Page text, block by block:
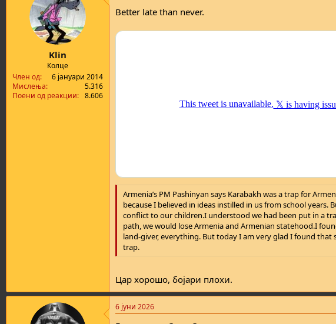
i
n
Klin
Колце
Член од
6 јануари 2014
Мислења
5.316
Поени од реакции
8.606
Better late than never.
Armenia’s PM Pashinyan says Karabakh was a trap for
because I believed in ideas instilled in us from school
conflict to our children.I understood we had been put in a
path, we would lose Armenia and Armenian statehood.I
land-giver, everything. But today I am very glad I found
trap.
Цар хорошо, бојари плохи.
6 јуни 2026